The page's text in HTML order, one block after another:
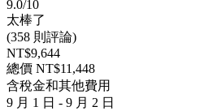
9.0/10
太棒了
(358 則評論)
NT$9,644
總價 NT$11,448
含稅金和其他費用
9 月 1 日 - 9 月 2 日